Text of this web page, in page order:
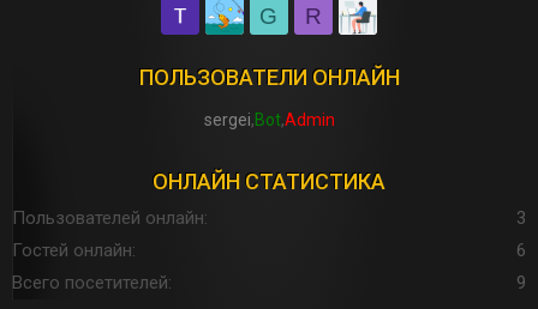
G
R
ПОЛЬЗОВАТЕЛИ ОНЛАЙН
sergei Bot Admin
ОНЛАЙН СТАТИСТИКА
Пользователей онлайн
3
Гостей онлайн
6
Всего посетителей
9